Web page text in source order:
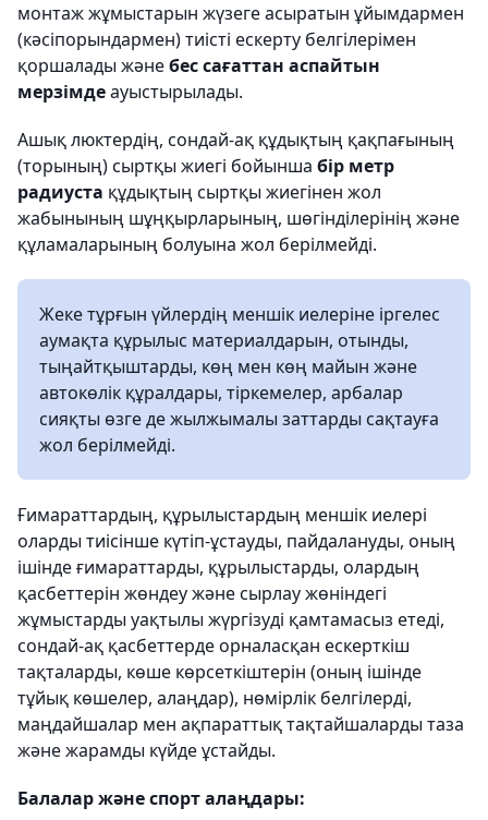
монтаж жұмыстарын жүзеге асыратын ұйымдармен
(кәсіпорындармен) тиісті ескерту белгілерімен
қоршалады жәнебес сағаттан аспайтын
мерзімдеауыстырылады.
Ашық люктердің, сондай-ақ құдықтың қақпағының
(торының) сыртқы жиегі бойынша бір метр
радиуста құдықтың сыртқы жиегінен жол
жабынының шұңқырларының, шөгінділерінің және
құламаларының болуына жол берілмейді.
Жеке тұрғын үйлердің меншік иелеріне іргелес
аумақта құрылыс материалдарын, отынды,
тыңайтқыштарды, көң мен көң майын және
автокөлік құралдары, тіркемелер, арбалар
сияқты өзге де жылжымалы заттарды сақтауға
жол берілмейді.
Ғимараттардың, құрылыстардың меншік иелері
оларды тиісінше күтіп-ұстауды, пайдалануды, оның
ішінде ғимараттарды, құрылыстарды, олардың
қасбеттерін жөндеу және сырлау жөніндегі
жұмыстарды уақтылы жүргізуді қамтамасыз етеді,
сондай-ақ қасбеттерде орналасқан ескерткіш
тақталарды, көше көрсеткіштерін (оның ішінде
тұйық көшелер, алаңдар), нөмірлік белгілерді,
маңдайшалар мен ақпараттық тақтайшаларды таза
және жарамды күйде ұстайды.
Балалар және спорт алаңдары: